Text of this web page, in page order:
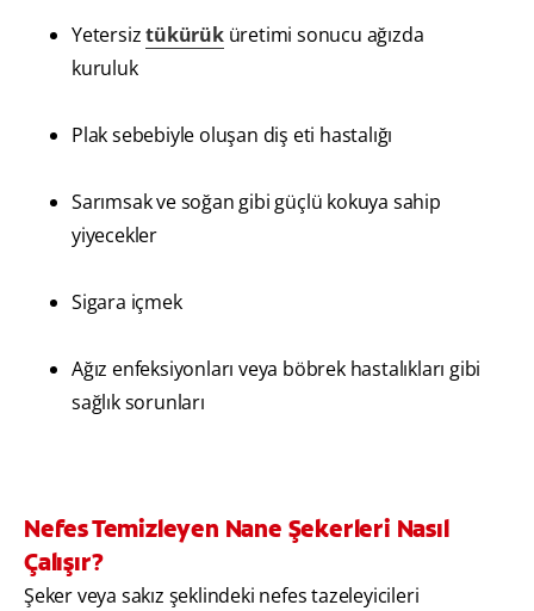
Yetersiztükürüküretimi sonucu ağızda
kuruluk
Plak sebebiyle oluşan diş eti hastalığı
Sarımsak ve soğan gibi güçlü kokuya sahip
yiyecekler
Sigara içmek
Ağız enfeksiyonları veya böbrek hastalıkları gibi
sağlık sorunları
Nefes Temizleyen Nane Şekerleri Nasıl
Çalışır?
Şeker veya sakız şeklindeki nefes tazeleyicileri